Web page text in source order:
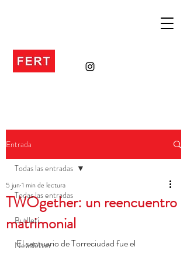
Entrada
Todas las entradas
Butlletí
Newsletter
Todas las entradas
TWOgether: un reencuentro
matrimonial
5 jun1 min de lectura
El santuario de Torreciudad fue el